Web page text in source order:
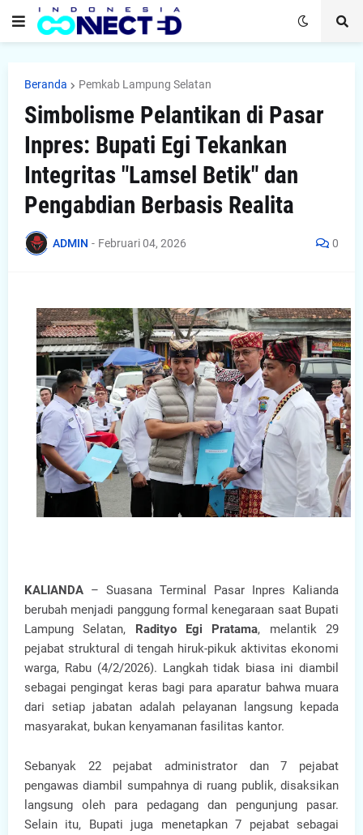
Beranda Pemkab Lampung Selatan
Simbolisme Pelantikan di Pasar
Inpres: Bupati Egi Tekankan
Integritas "Lamsel Betik" dan
Pengabdian Berbasis Realita
ADMIN - Februari 04, 2026 0
KALIANDA – Suasana Terminal Pasar Inpres Kalianda
berubah menjadi panggung formal kenegaraan saat Bupati
Lampung Selatan, Radityo Egi Pratama, melantik 29
pejabat struktural di tengah hiruk-pikuk aktivitas ekonomi
warga, Rabu (4/2/2026). Langkah tidak biasa ini diambil
sebagai pengingat keras bagi para aparatur bahwa muara
dari setiap jabatan adalah pelayanan langsung kepada
masyarakat, bukan kenyamanan fasilitas kantor.
Sebanyak 22 pejabat administrator dan 7 pejabat
pengawas diambil sumpahnya di ruang publik, disaksikan
langsung oleh para pedagang dan pengunjung pasar.
Selain itu, Bupati juga menetapkan 7 pejabat sebagai